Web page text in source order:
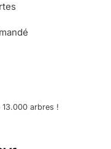
arbres !